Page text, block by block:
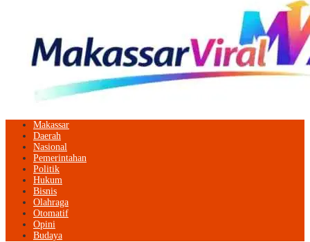
Makassar
Daerah
Nasional
Pemerintahan
Politik
Hukum
Bisnis
Olahraga
Otomatif
Opini
Budaya